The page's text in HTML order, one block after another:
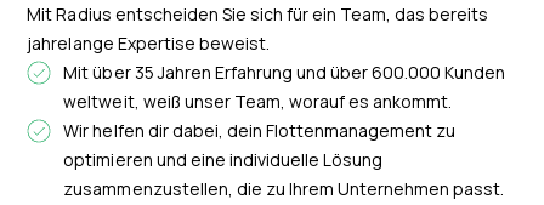
Mit Radius entscheiden Sie sich für ein Team, das bereits
jahrelange Expertise beweist.
Mit über 35 Jahren Erfahrung und über 600.000 Kunden
weltweit, weiß unser Team, worauf es ankommt.
Wir helfen dir dabei, dein Flottenmanagement zu
optimieren und eine individuelle Lösung
zusammenzustellen, die zu Ihrem Unternehmen passt.